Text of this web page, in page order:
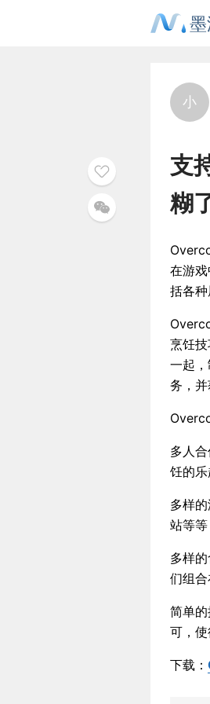
小
支
糊
在游
括各
烹饪
一起
务，并
多人
饪的乐
多样
站等等
多样
们组
简单
可，使
下载：